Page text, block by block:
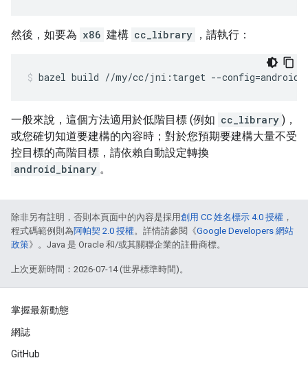
然後，如要為 x86 建構 cc_library ，請執行：
bazel build //my/cc/jni:target --config=
一般來說，這個方法適用於低階目標 (例如 cc_library )，
或您確切知道要建構的內容時；對於您預期要建構大量不受
控目標的高階目標，請依賴自動設定轉換
android_binary 。
除非另有註明，否則本頁面中的內容是採用創用 CC 姓名標示 4.0 授權 ，
程式碼範例則為阿帕契 2.0 授權。詳情請參閱《Google Developers 網站
政策》。Java 是 Oracle 和/或其關聯企業的註冊商標。
上次更新時間：2026-07-14 (世界標準時間)。
掌握最新動態
網誌
GitHub